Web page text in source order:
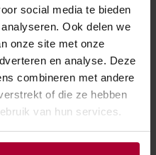
social media te bieden
Ook delen we
onze site met onze
en analyse. Deze
combineren met andere
of die ze hebben
van hun services.
temidden van Peer
(beiden Kwast